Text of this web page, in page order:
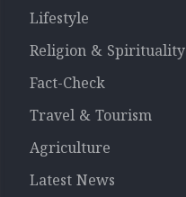
Lifestyle
Religion & Spirituality
Fact-Check
Travel & Tourism
Agriculture
Latest News